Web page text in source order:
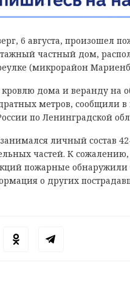
6 августа, произошел
частный дом,
(микрорайон
дома и веранду на
метров, сообщили в
по Ленинградской
личный состав
частей. К
пожарные обнаружили
о других